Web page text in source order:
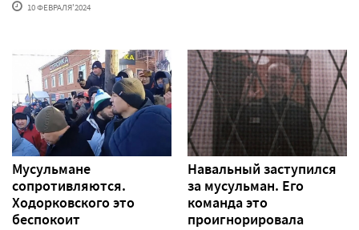
10 ФЕВРАЛЯ'2024
Мусульмане
сопротивляются.
Ходорковского это
беспокоит
Навальный заступился
за мусульман. Его
команда это
проигнорировала